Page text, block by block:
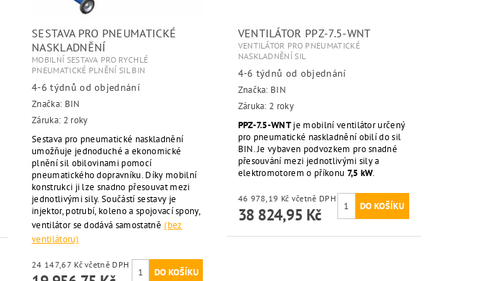
SESTAVA PRO PNEUMATICKÉ
NASKLADNĚNÍ
MOBILNÍ SESTAVA PRO RYCHLÉ
PNEUMATICKÉ PLNĚNÍ SIL BIN
4-6 týdnů od objednání
Značka: BIN
Záruka: 2 roky
Sestava pro pneumatické naskladnění
umožňuje jednoduché a ekonomické
plnění sil obilovinami pomocí
pneumatického dopravníku. Díky mobilní
konstrukci ji lze snadno přesouvat mezi
jednotlivými sily. Součástí sestavy je
injektor, potrubí, koleno a spojovací spony,
ventilátor se dodává samostatně (bez
ventilátoru)
24 147,67 Kč včetně DPH
VENTILÁTOR PPZ-7.5-WNT
VENTILÁTOR PRO PNEUMATICKÉ
NASKLADNĚNÍ SIL
4-6 týdnů od objednání
Značka: BIN
Záruka: 2 roky
PPZ-7.5-WNTje mobilní ventilátor určený
pro pneumatické naskladnění obilí do sil
BIN. Je vybaven podvozkem pro snadné
přesouvání mezi jednotlivými sily a
elektromotorem o příkonu 7,5 kW.
46 978,19 Kč včetně DPH
38 824,95 Kč